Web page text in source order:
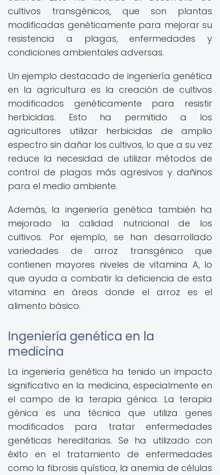
cultivos transgénicos, que son plantas
modificadas genéticamente para mejorar su
resistencia a plagas, enfermedades y
condiciones ambientales adversas.
Un ejemplo destacado de ingeniería genética
en la agricultura es la creación de cultivos
modificados genéticamente para resistir
herbicidas. Esto ha permitido a los
agricultores utilizar herbicidas de amplio
espectro sin dañar los cultivos, lo que a su vez
reduce la necesidad de utilizar métodos de
control de plagas más agresivos y dañinos
para el medio ambiente.
Además, la ingeniería genética también ha
mejorado la calidad nutricional de los
cultivos. Por ejemplo, se han desarrollado
variedades de arroz transgénico que
contienen mayores niveles de vitamina A, lo
que ayuda a combatir la deficiencia de esta
vitamina en áreas donde el arroz es el
alimento básico.
Ingeniería genética en la
medicina
La ingeniería genética ha tenido un impacto
significativo en la medicina, especialmente en
el campo de la terapia génica. La terapia
génica es una técnica que utiliza genes
modificados para tratar enfermedades
genéticas hereditarias. Se ha utilizado con
éxito en el tratamiento de enfermedades
como la fibrosis quística, la anemia de células